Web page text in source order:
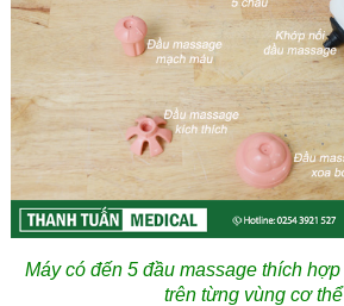
Máy có đến 5 đầu massage thích
trên từng vùng cơ thể